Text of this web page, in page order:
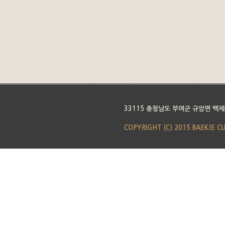
33115 충청남도 부여군 규암면 백
COPYRIGHT (C) 2015 BAEKJE